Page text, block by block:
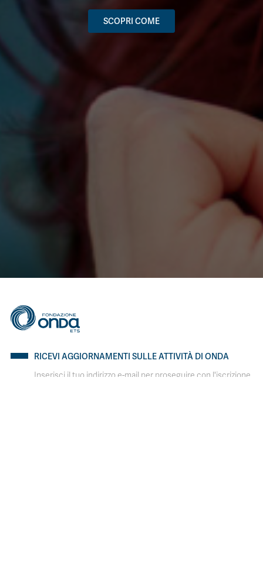
SCOPRI COME
RICEVI AGGIORNAMENTI SULLE ATTIVITÀ DI ONDA
Inserisci il tuo indirizzo e-mail per proseguire con l'iscrizione.